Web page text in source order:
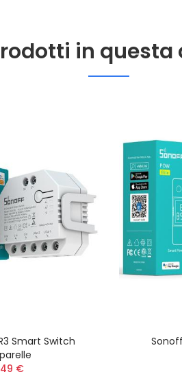
in questa
Smart Switch
€